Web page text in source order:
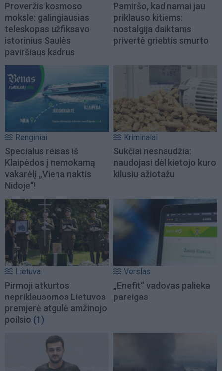
Proveržis kosmoso
moksle: galingiausias
teleskopas užfiksavo
istorinius Saulės
paviršiaus kadrus
Pamiršo, kad namai jau
priklauso kitiems:
nostalgija daiktams
privertė griebtis smurto
Renginiai
Specialus reisas iš
Klaipėdos į nemokamą
vakarėlį „Viena naktis
Nidoje“!
Kriminalai
Sukčiai nesnaudžia:
naudojasi dėl kietojo kuro
kilusiu ažiotažu
Lietuva
Pirmoji atkurtos
nepriklausomos Lietuvos
premjerė atgulė amžinojo
poilsio (1)
Verslas
„Enefit“ vadovas palieka
pareigas